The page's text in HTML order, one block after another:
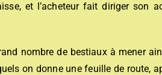
et l’acheteur fait diriger son
nombre de bestiaux à mener
on donne une feuille de route,